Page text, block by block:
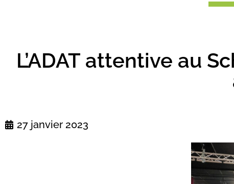
L’ADAT attentive au
27 janvier 2023